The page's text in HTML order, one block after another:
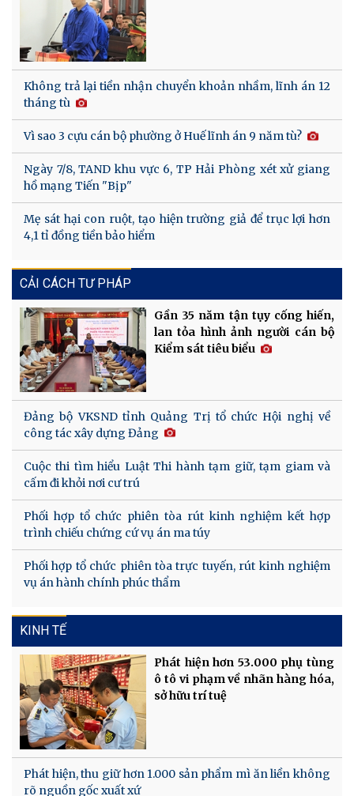
Không trả lại tiền nhận chuyển khoản nhầm, lĩnh án 12
tháng tù
Vì sao 3 cựu cán bộ phường ở Huế lĩnh án 9 năm tù?
Ngày 7/8, TAND khu vực 6, TP Hải Phòng xét xử giang
hồ mạng Tiến "Bịp"
Mẹ sát hại con ruột, tạo hiện trường giả để trục lợi hơn
4,1 tỉ đồng tiền bảo hiểm
CẢI CÁCH TƯ PHÁP
Gần 35 năm tận tụy cống hiến,
lan tỏa hình ảnh người cán bộ
Kiểm sát tiêu biểu
Đảng bộ VKSND tỉnh Quảng Trị tổ chức Hội nghị về
công tác xây dựng Đảng
Cuộc thi tìm hiểu Luật Thi hành tạm giữ, tạm giam và
cấm đi khỏi nơi cư trú
Phối hợp tổ chức phiên tòa rút kinh nghiệm kết hợp
trình chiếu chứng cứ vụ án ma túy
Phối hợp tổ chức phiên tòa trực tuyến, rút kinh nghiệm
vụ án hành chính phúc thẩm
KINH TẾ
Phát hiện hơn 53.000 phụ tùng
ô tô vi phạm về nhãn hàng hóa,
sở hữu trí tuệ
Phát hiện, thu giữ hơn 1.000 sản phẩm mì ăn liền không
rõ nguồn gốc xuất xứ